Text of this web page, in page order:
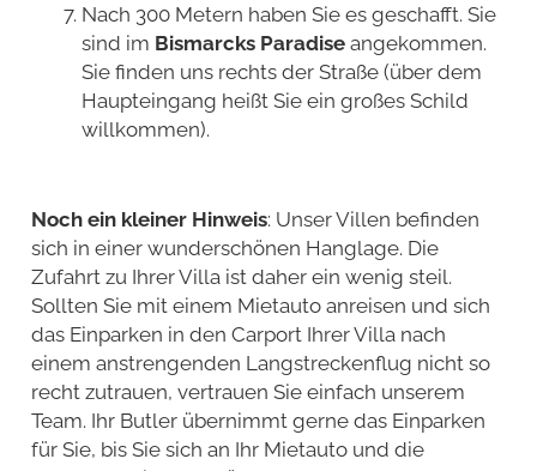
Nach 300 Metern haben Sie es geschafft. Sie
sind im Bismarcks Paradise angekommen.
Sie finden uns rechts der Straße (über dem
Haupteingang heißt Sie ein großes Schild
willkommen).
Noch ein kleiner Hinweis: Unser Villen befinden
sich in einer wunderschönen Hanglage. Die
Zufahrt zu Ihrer Villa ist daher ein wenig steil.
Sollten Sie mit einem Mietauto anreisen und sich
das Einparken in den Carport Ihrer Villa nach
einem anstrengenden Langstreckenflug nicht so
recht zutrauen, vertrauen Sie einfach unserem
Team. Ihr Butler übernimmt gerne das Einparken
für Sie, bis Sie sich an Ihr Mietauto und die